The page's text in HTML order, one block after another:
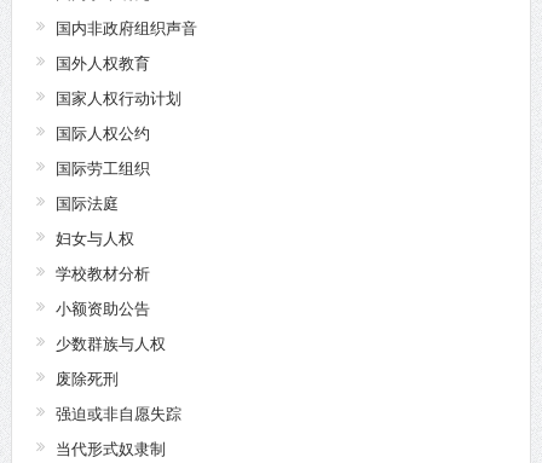
国内非政府组织声音
国外人权教育
国家人权行动计划
国际人权公约
国际劳工组织
国际法庭
妇女与人权
学校教材分析
小额资助公告
少数群族与人权
废除死刑
强迫或非自愿失踪
当代形式奴隶制